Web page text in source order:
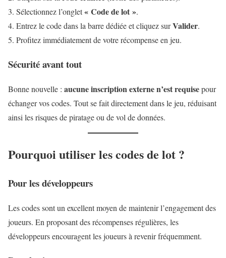
Sélectionnez l’onglet« Code de lot ».
Entrez le code dans la barre dédiée et cliquez surValider.
Profitez immédiatement de votre récompense en jeu.
Sécurité avant tout
Bonne nouvelle : aucune inscription externe n’est requisepour
échanger vos codes. Tout se fait directement dans le jeu, réduisant
ainsi les risques de piratage ou de vol de données.
Pourquoi utiliser les codes de lot ?
Pour les développeurs
Les codes sont un excellent moyen de maintenir l’engagement des
joueurs. En proposant des récompenses régulières, les
développeurs encouragent les joueurs à revenir fréquemment.